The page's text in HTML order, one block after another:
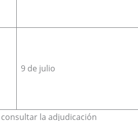
9 de julio
la adjudicación